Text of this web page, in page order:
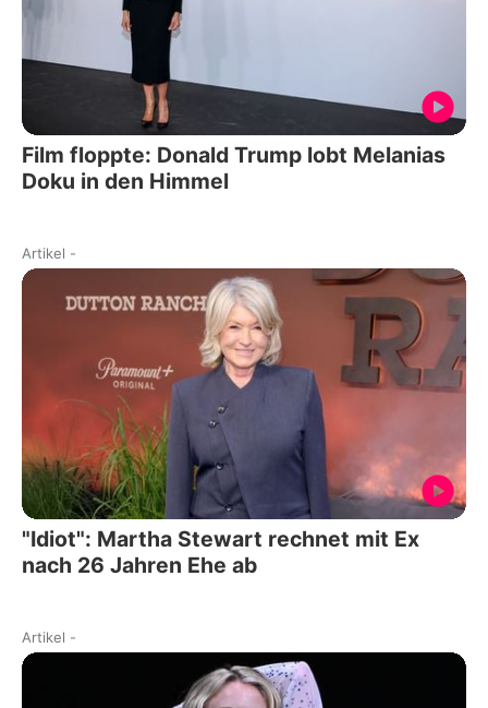
Film floppte: Donald Trump lobt Melanias
Doku in den Himmel
Artikel -
"Idiot": Martha Stewart rechnet mit Ex
nach 26 Jahren Ehe ab
Artikel -